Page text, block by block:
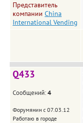
Представитель
компании China
International Vending
Q433
Сообщений:4
Форумянин с 07.03.12
Работаю в городе